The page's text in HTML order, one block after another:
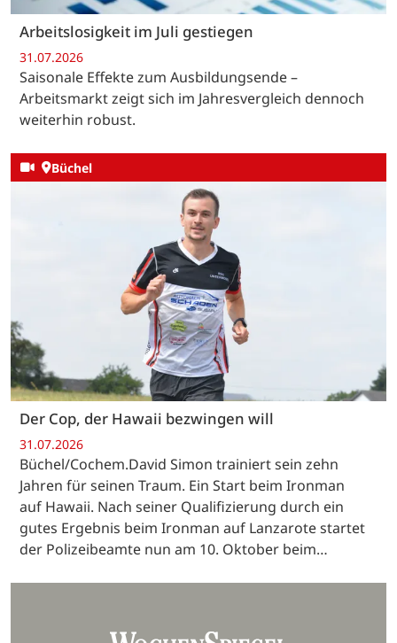
Arbeitslosigkeit im Juli gestiegen
31.07.2026
Saisonale Effekte zum Ausbildungsende –
Arbeitsmarkt zeigt sich im Jahresvergleich dennoch
weiterhin robust.
Büchel
Der Cop, der Hawaii bezwingen will
31.07.2026
Büchel/Cochem.David Simon trainiert sein zehn
Jahren für seinen Traum. Ein Start beim Ironman
auf Hawaii. Nach seiner Qualifizierung durch ein
gutes Ergebnis beim Ironman auf Lanzarote startet
der Polizeibeamte nun am 10. Oktober beim…